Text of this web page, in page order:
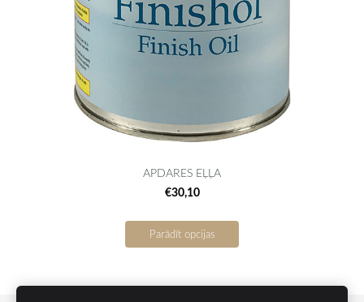
APDARES EĻĻA
€30,10
Parādīt opcijas